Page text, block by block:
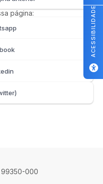
página:
99350-000
ACESSIBILIDADE